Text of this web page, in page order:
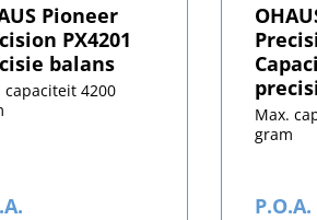
Pioneer
PX4201
balans
capaciteit 4200
Max.
gram
P.O.A.